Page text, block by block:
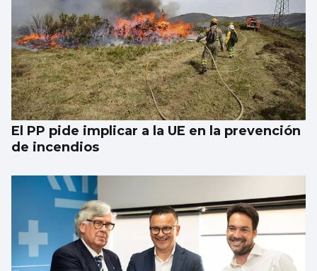
El PP pide implicar a la UE en la prevención
de incendios